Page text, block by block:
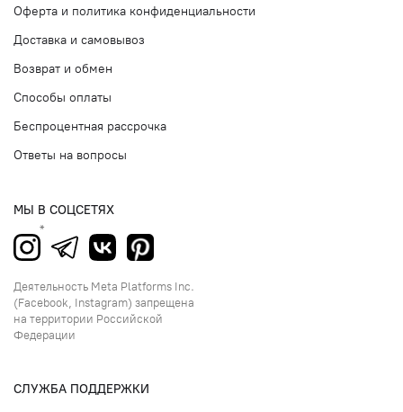
Оферта и политика конфиденциальности
Доставка и самовывоз
Возврат и обмен
Способы оплаты
Беспроцентная рассрочка
Ответы на вопросы
МЫ В СОЦСЕТЯХ
Деятельность Meta Platforms Inc.
(Facebook, Instagram) запрещена
на территории Российской
Федерации
СЛУЖБА ПОДДЕРЖКИ